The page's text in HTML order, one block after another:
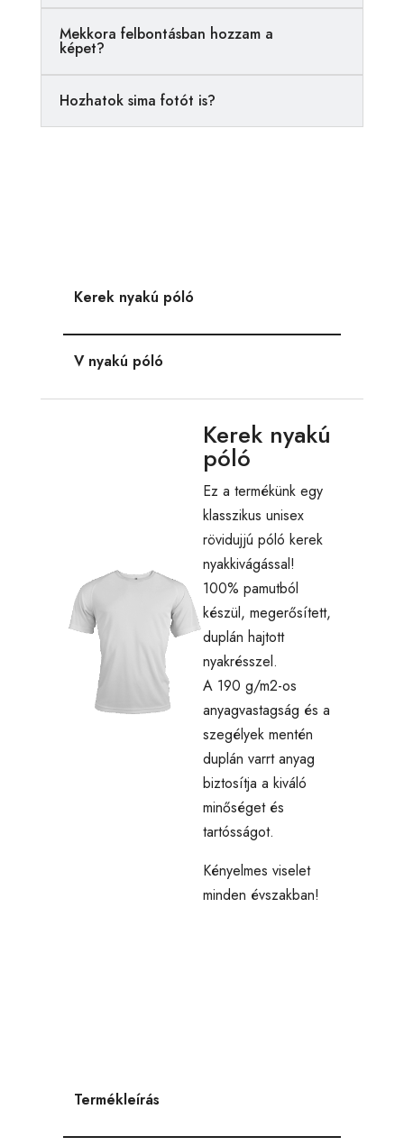
Mekkora felbontásban hozzam a
képet?
Hozhatok sima fotót is?
Kerek nyakú póló
V nyakú póló
Kerek nyakú
póló
Ez a termékünk egy
klasszikus unisex
rövidujjú póló kerek
nyakkivágással!
100% pamutból
készül, megerősített,
duplán hajtott
nyakrésszel.
A 190 g/m2-os
anyagvastagság és a
szegélyek mentén
duplán varrt anyag
biztosítja a kiváló
minőséget és
tartósságot.
Kényelmes viselet
minden évszakban!
Termékleírás